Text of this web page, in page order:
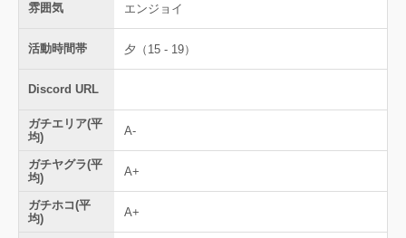
雰囲気 エンジョイ
活動時間帯 夕（15 - 19）
Discord URL
ガチエリア(平
均)
A-
ガチヤグラ(平
均)
A+
ガチホコ(平
均)
A+